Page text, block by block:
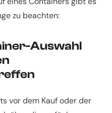
zu beachten:
Auswahl
vor dem Kauf oder der